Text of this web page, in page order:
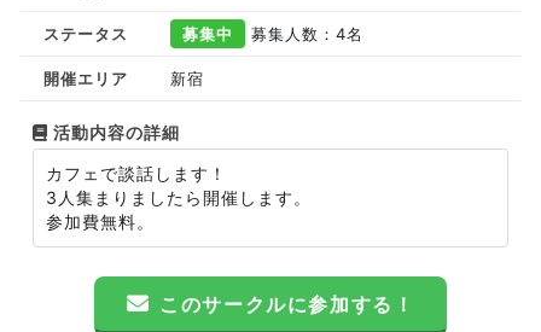
ステータス 募集中 募集人数：4名
開催エリア 新宿
活動内容の詳細
カフェで談話します！
3人集まりましたら開催します。
参加費無料。
このサークルに参加する！